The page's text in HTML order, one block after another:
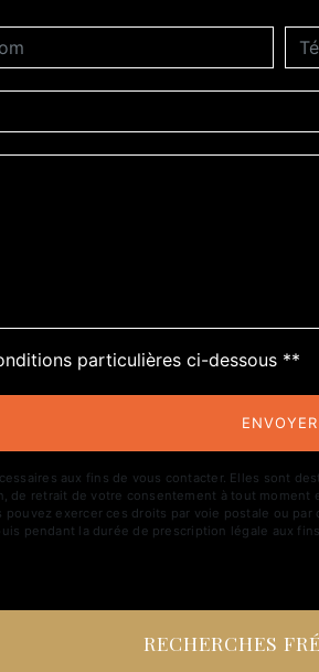
des cookies
particulières ci-dessous **
ENVOYER
aux fins de vous contacter. Elles sont
de retrait de votre consentement à tout
pouvez exercer ces droits par voie postale ou
pendant la durée de prescription légale aux
RECHERCHES